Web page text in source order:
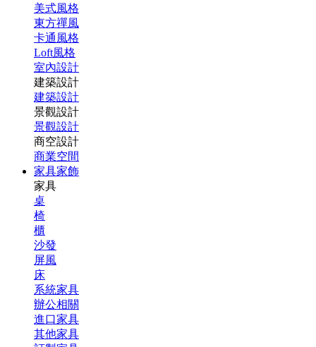
美式風格
東方禪風
卡通風格
Loft風格
室內設計
建築設計
建築設計
景觀設計
景觀設計
商空設計
商業空間
家具家飾
家具
桌
椅
櫃
沙發
屏風
床
系統家具
辦公相關
進口家具
其他家具